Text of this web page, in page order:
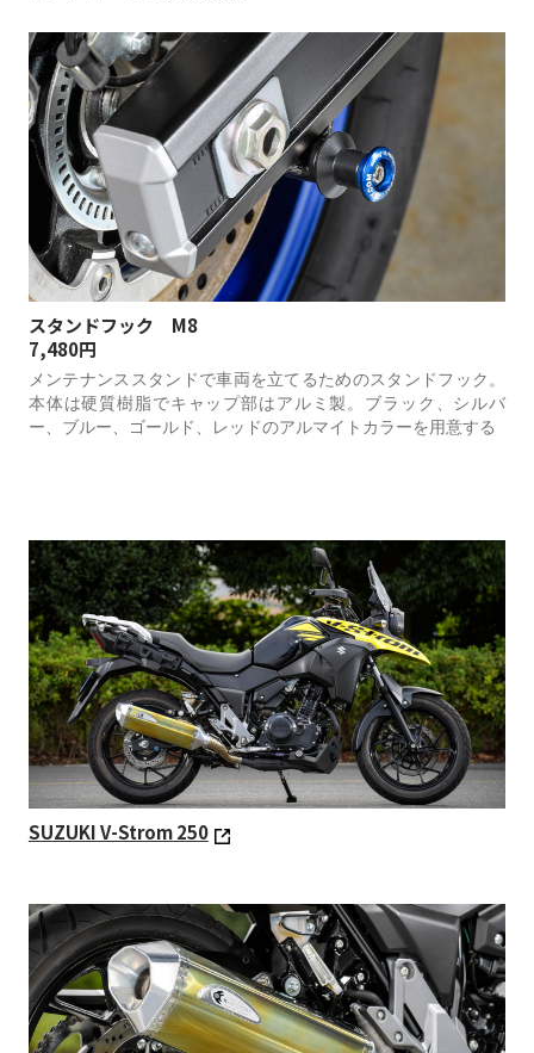
スタンドフック M8
7,480円
メンテナンススタンドで車両を立てるためのスタンドフック。
本体は硬質樹脂でキャップ部はアルミ製。ブラック、シルバ
ー、ブルー、ゴールド、レッドのアルマイトカラーを用意する
SUZUKI V-Strom 250